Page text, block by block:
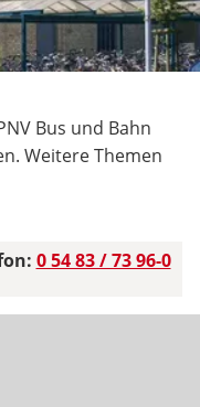
Bus und Bahn
Weitere Themen
0 54 83 / 73 96-0